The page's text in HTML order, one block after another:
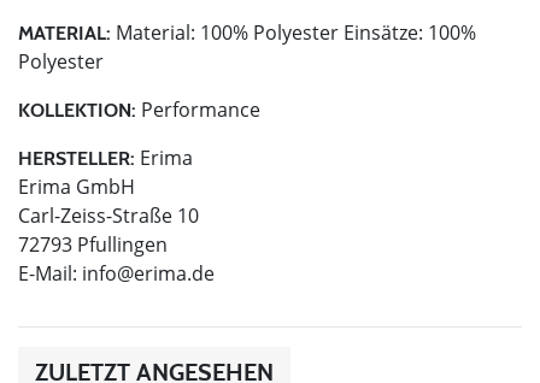
MATERIAL: Material: 100% Polyester Einsätze: 100%
Polyester
KOLLEKTION: Performance
HERSTELLER: Erima
Erima GmbH
Carl-Zeiss-Straße 10
72793 Pfullingen
E-Mail: info@erima.de
ZULETZT ANGESEHEN